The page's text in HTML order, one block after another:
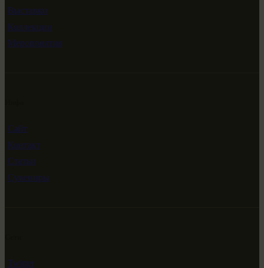
Выставки
Коллекции
Мероприятия
Сайт
Контакт
Статьи
Сувениры
Twitter